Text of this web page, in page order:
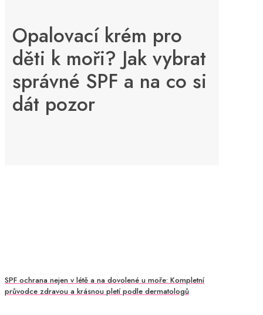
Opalovací krém pro
děti k moři? Jak vybrat
správné SPF a na co si
dát pozor
SPF ochrana nejen v létě a na dovolené u moře: Kompletní
průvodce zdravou a krásnou pletí podle dermatologů